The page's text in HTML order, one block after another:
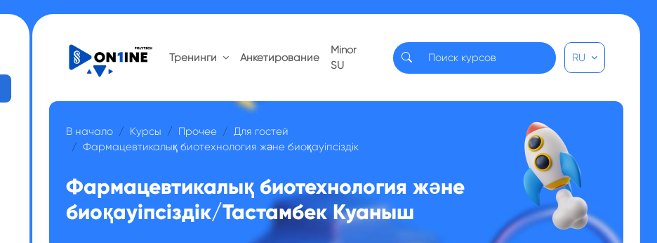
Тренинги Анкетирование
Minor
SU
RU
В начало Курсы Прочее
Для гостей
Фармацевтикалық биотехнология және биоқауіпсіздік
Фармацевтикалық биотехнология және
биоқауіпсіздік/Тастамбек Куаныш